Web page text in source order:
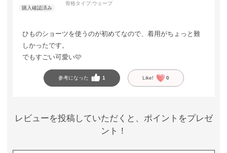
骨格タイプ:ウェーブ
ひものショーツを使うのが初めてなので、着用がちょっと難
しかったです。
でもすごい可愛い🩷
参考になった 1 Like! 0
レビューを投稿していただくと、ポイントをプレゼ
ント！